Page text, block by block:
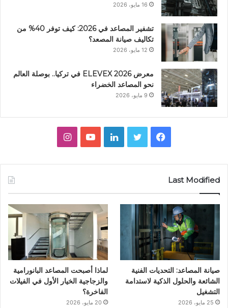
16 مايو، 2026
تشفير المصاعد في 2026: كيف توفر 40% من
تكاليف صيانة المصعد؟
12 مايو، 2026
معرض ELEVEX 2026 في تركيا.. بوصلة العالم
نحو المصاعد الخضراء
9 مايو، 2026
ب
و
ك
ت
ر
ك
د
إ
ن
ي
و
ت
ق
ر
ا
م
Last Modified
صيانة المصاعد: التحديات الفنية
الشائعة والحلول الذكية لاستدامة
التشغيل
25 مايو، 2026
لماذا أصبحت المصاعد البانورامية
والزجاجية الخيار الأول في الفيلات
الفاخرة؟
20 مايو، 2026